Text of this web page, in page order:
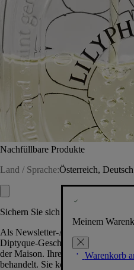
Nachfüllbare Produkte
Land / Sprache:Österreich, Deutsch
Meinem
Warenkorb
Sichern Sie sich exklusive Vorteile
Als Newsletter-Abonnent.in
Diptyque-Geschenken, Events &
der Maison. Ihre Daten werden
behandelt. Sie können sich